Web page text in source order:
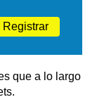
Registrar
que a lo largo